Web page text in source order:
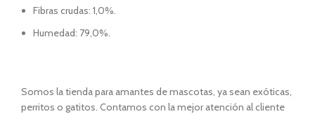
Fibras crudas: 1,0%.
Humedad: 79,0%.
Somos la tienda para amantes de mascotas, ya sean exóticas,
perritos o gatitos. Contamos con la mejor atención al cliente